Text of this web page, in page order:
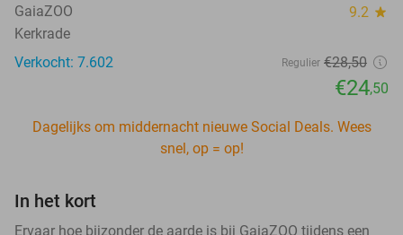
GaiaZOO 9.2 star
Kerkrade
Verkocht: 7.602
Regulier €28,50
€24,50
Dagelijks om middernacht nieuwe Social Deals. Wees
snel, op = op!
In het kort
Ervaar hoe bijzonder de aarde is bij GaiaZOO tijdens een